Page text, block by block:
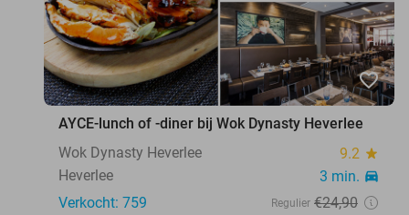
favorite_border
AYCE-lunch of -diner bij Wok Dynasty Heverlee
Wok Dynasty Heverlee
9.2 star
Heverlee 3 min. directions_car
Verkocht: 759 Regulier €24,90